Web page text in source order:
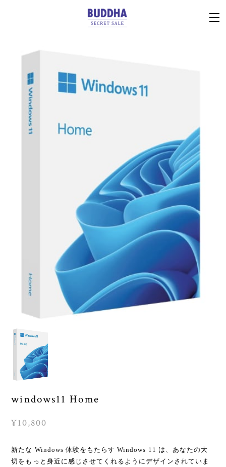
windows11 Home
¥10,800
新たな Windows 体験をもたらす Windows 11 は、あなたの大
切をもっと身近に感じさせてくれるようにデザインされていま